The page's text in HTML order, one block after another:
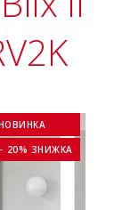
20% ЗНИЖКА